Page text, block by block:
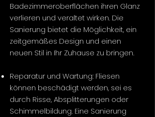
Badezimmeroberflächen ihren Glanz
verlieren und veraltet wirken. Die
Sanierung bietet die Möglichkeit, ein
zeitgemäßes Design und einen
neuen Stil in Ihr Zuhause zu bringen.
Reparatur und Wartung: Fliesen
können beschädigt werden, sei es
durch Risse, Absplitterungen oder
Schimmelbildung. Eine Sanierung